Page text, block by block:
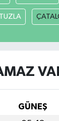
TUZLA
GÜNEŞ